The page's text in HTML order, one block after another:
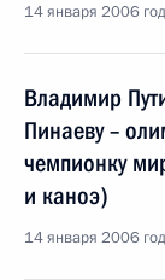
14 января 2006
Владимир
Пинаеву –
чемпионку
и каноэ)
14 января 2006